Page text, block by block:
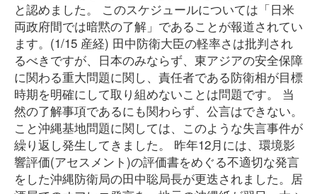
と認めました。 このスケジュールについては「日米
両政府間では暗黙の了解」であることが報道されてい
ます。(1/15 産経) 田中防衛大臣の軽率さは批判され
るべきですが、日本のみならず、東アジアの安全保障
に関わる重大問題に関し、責任者である防衛相が目標
時期を明確にして取り組めないことは問題です。 当
然の了解事項であるにも関わらず、公言はできない。
こと沖縄基地問題に関しては、このような失言事件が
繰り返し発生してきました。 昨年12月には、環境影
響評価(アセスメント)の評価書をめぐる不適切な発言
をした沖縄防衛局の田中聡局長が更迭されました。居